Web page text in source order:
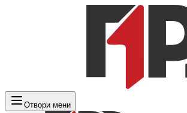
Отвори мени